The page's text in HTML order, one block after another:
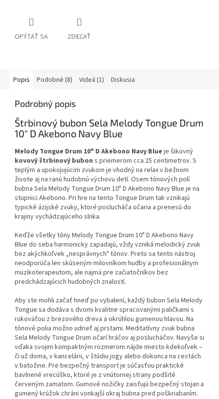
OPÝTAŤ SA ZDIEĽAŤ
Popis Podobné (8) Videá (1) Diskusia
Podrobný popis
Štrbinový bubon Sela Melody Tongue Drum
10" D Akebono Navy Blue
Melody Tongue Drum 10" D Akebono Navy Blue je šikovný
kovový štrbinový bubon s priemerom cca 25 centimetrov. S
teplým a upokojujúcim zvukom je vhodný na relax v bežnom
živote aj na ranú hudobnú výchovu detí. Osem tónových polí
bubna Sela Melody Tongue Drum 10" D Akebono Navy Blue je na
stupnici Akebono. Pri hre na tento Tongue Drum tak vznikajú
typické ázijské zvuky, ktoré poslucháča očaria a prenesú do
krajiny vychádzajúceho slnka.
Keďže všetky tóny Melody Tongue Drum 10" D Akebono Navy
Blue do seba harmonicky zapadajú, vždy vzniká melodický zvuk
bez akýchkoľvek „nesprávnych" tónov. Preto sa tento nástroj
neodporúča len skúseným milovníkom hudby a profesionálnym
muzikoterapeutom, ale najmä pre začiatočníkov bez
predchádzajúcich hudobných znalostí.
Aby ste mohli začať hneď po vybalení, každý bubon Sela Melody
Tongue sa dodáva s dvomi kvalitne spracovanými paličkami s
rukoväťou z brezového dreva a okrúhlou gumenou hlavou. Na
tónové polia možno udrieť aj prstami. Meditatívny zvuk bubna
Sela Melody Tongue Drum očarí hráčov aj poslucháčov. Navyše si
vďaka svojim kompaktným rozmerom nájde miesto kdekoľvek –
či už doma, v kancelárii, v štúdiu jogy alebo dokonca na cestách
v batožine. Pre bezpečný transport je súčasťou praktické
bavlnené vrecúško, ktoré je z vnútornej strany podšité
červeným zamatom. Gumové nožičky zaisťujú bezpečný stojan a
gumený krúžok chráni vonkajší okraj bubna pred poškriabaním.